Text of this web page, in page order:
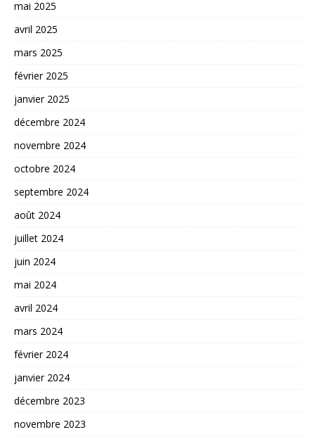
mai 2025
avril 2025
mars 2025
février 2025
janvier 2025
décembre 2024
novembre 2024
octobre 2024
septembre 2024
août 2024
juillet 2024
juin 2024
mai 2024
avril 2024
mars 2024
février 2024
janvier 2024
décembre 2023
novembre 2023